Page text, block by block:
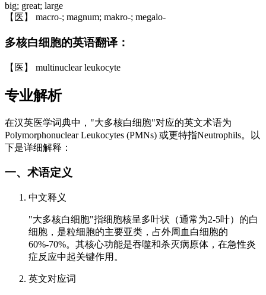
big; great; large
【医】 macro-; magnum; makro-; megalo-
多核白细胞的英语翻译：
【医】 multinuclear leukocyte
专业解析
在汉英医学词典中，"大多核白细胞"对应的英文术语为
Polymorphonuclear Leukocytes (PMNs) 或更特指Neutrophils。以
下是详细解释：
一、术语定义
中文释义
"大多核白细胞"指细胞核呈多叶状（通常为2-5叶）的白
细胞，是粒细胞的主要亚类，占外周血白细胞的
60%-70%。其核心功能是吞噬和杀灭病原体，在急性炎
症反应中起关键作用。
英文对应词